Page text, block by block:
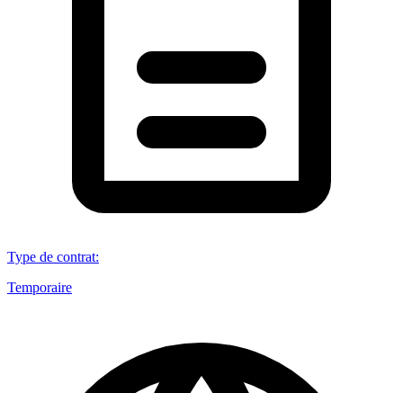
Type de contrat:
Temporaire